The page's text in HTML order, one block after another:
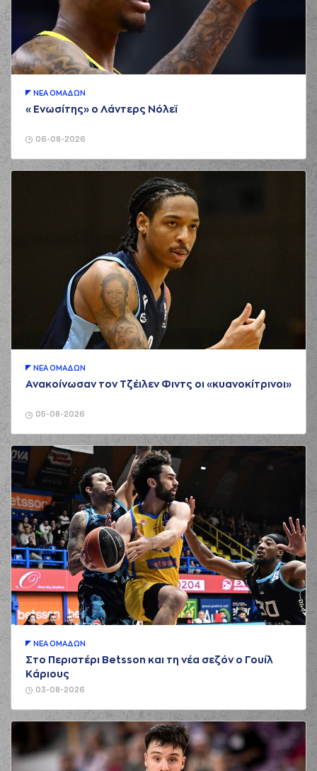
06-08-2026
ΝΕA ΟΜAΔΩΝ
«Ενωσίτης» ο Λάντερς Νόλεϊ
05-08-2026
ΝΕA ΟΜAΔΩΝ
Ανακοίνωσαν τον Τζέιλεν Φιντς οι «κυανοκίτρινοι»
03-08-2026
ΝΕA ΟΜAΔΩΝ
Στο Περιστέρι Betsson και τη νέα σεζόν ο Γουίλ
Κάριους